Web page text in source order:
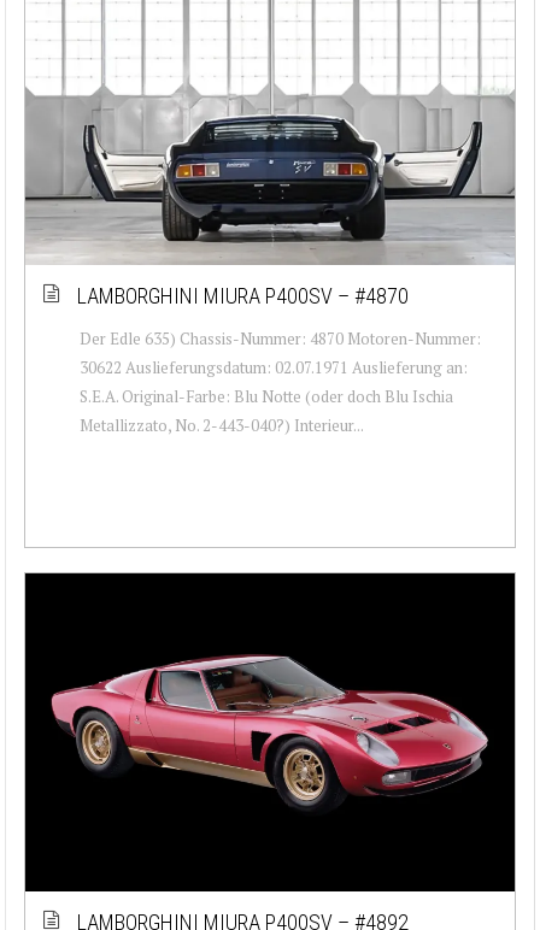
LAMBORGHINI MIURA P400SV – #4870
Der Edle 635) Chassis-Nummer: 4870 Motoren-Nummer:
30622 Auslieferungsdatum: 02.07.1971 Auslieferung an:
S.E.A. Original-Farbe: Blu Notte (oder doch Blu Ischia
Metallizzato, No. 2-443-040?) Interieur...
LAMBORGHINI MIURA P400SV – #4892